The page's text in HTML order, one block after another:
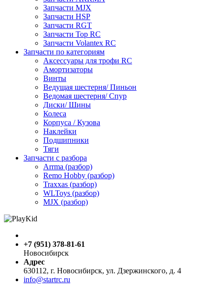
Запчасти MJX
Запчасти HSP
Запчасти RGT
Запчасти Top RC
Запчасти Volantex RC
Запчасти по категориям
Аксессуары для трофи RC
Амортизаторы
Винты
Ведущая шестерня/ Пиньон
Ведомая шестерня/ Спур
Диски/ Шины
Колеса
Корпуса / Кузова
Наклейки
Подшипники
Тяги
Запчасти с разбора
Arrma (разбор)
Remo Hobby (разбор)
Traxxas (разбор)
WLToys (разбор)
MJX (разбор)
+7 (951) 378-81-61
Новосибирск
Адрес
630112, г. Новосибирск, ул. Дзержинского, д. 4
info@startrc.ru